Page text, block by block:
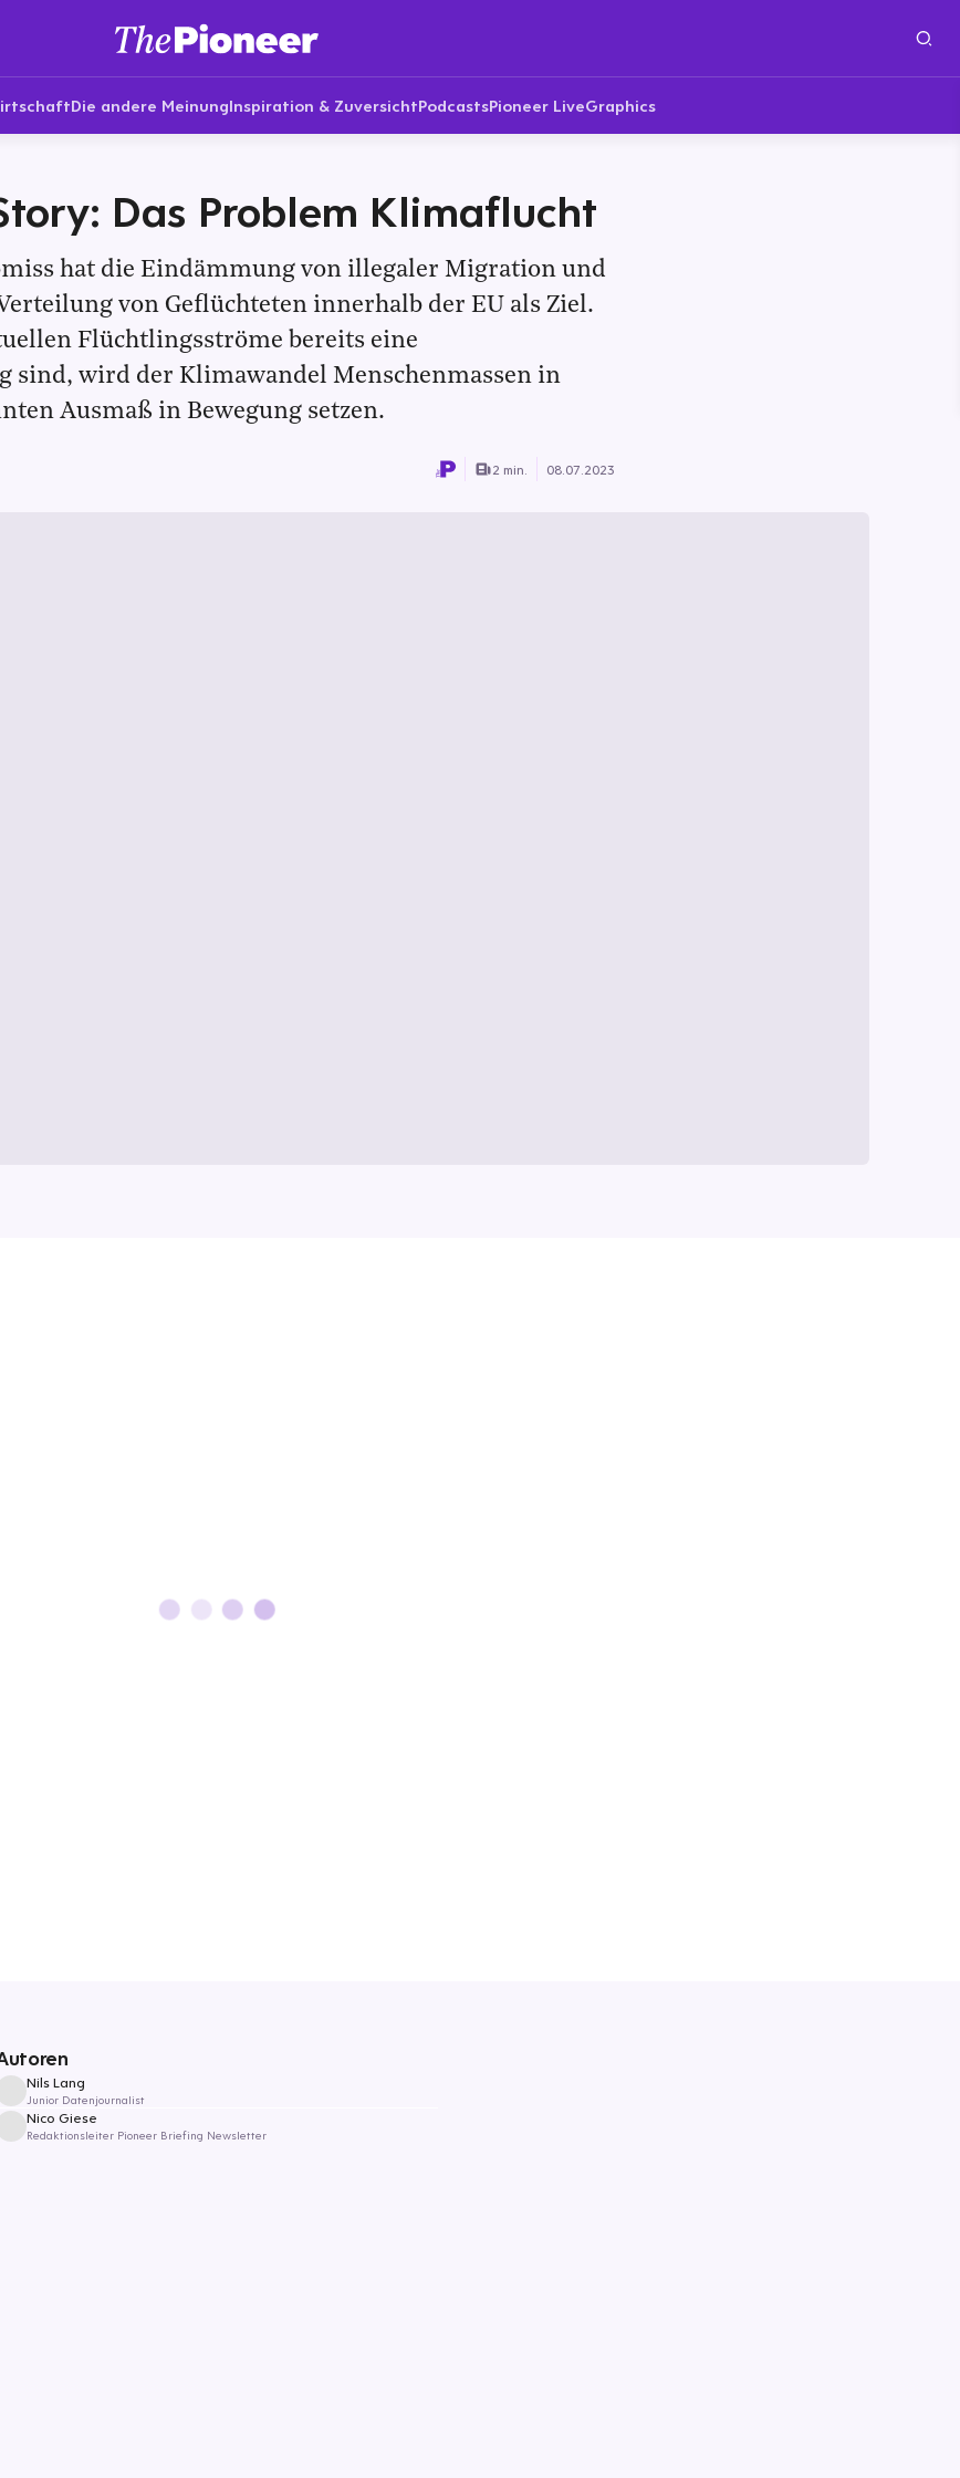
Die andere MeinungInspiration & ZuversichtPodcastsPioneer LiveGraphics
Das Problem Klimaflucht
hat die Eindämmung von illegaler Migration und
von Geflüchteten innerhalb der EU als Ziel.
Flüchtlingsströme bereits eine
sind, wird der Klimawandel Menschenmassen in
Ausmaß in Bewegung setzen.
2 min. 08.07.2023
Nils Lang
Junior Datenjournalist
Nico Giese
Redaktionsleiter Pioneer Briefing Newsletter